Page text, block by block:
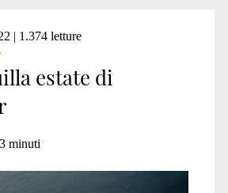
| 1.374 letture
estate di
3 minuti